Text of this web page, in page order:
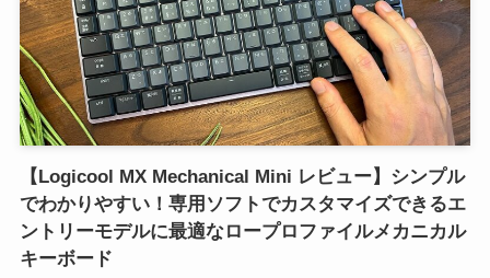
【Logicool MX Mechanical Mini レビュー】シンプル
でわかりやすい！専用ソフトでカスタマイズできるエ
ントリーモデルに最適なロープロファイルメカニカル
キーボード